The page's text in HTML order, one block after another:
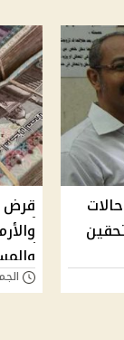
قرض
الجمعة 25/